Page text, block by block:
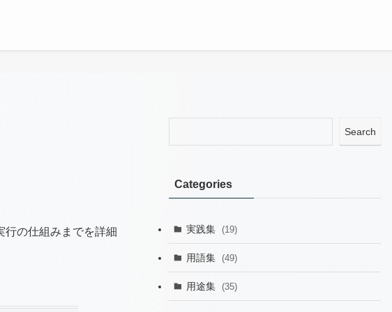
行の仕組みまでを詳細
Search
Categories
実践集 (19)
用語集 (49)
用途集 (35)